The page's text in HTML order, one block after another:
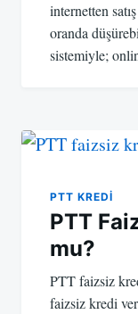
internetten
oranda
sistemiyle;
PTT KREDI
PTT
mu?
PTT faizsiz
faizsiz kredi